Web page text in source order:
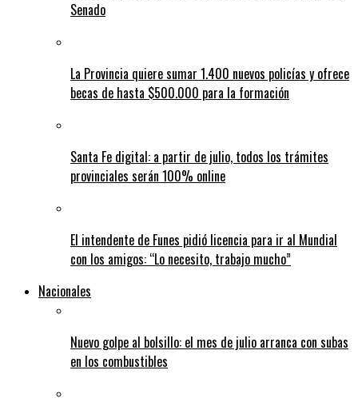
Senado
La Provincia quiere sumar 1.400 nuevos policías y ofrece
becas de hasta $500.000 para la formación
Santa Fe digital: a partir de julio, todos los trámites
provinciales serán 100% online
El intendente de Funes pidió licencia para ir al Mundial
con los amigos: “Lo necesito, trabajo mucho”
Nacionales
Nuevo golpe al bolsillo: el mes de julio arranca con subas
en los combustibles